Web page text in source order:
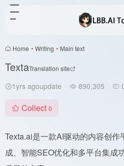
Home • Writing • Main text
TextaTranslation site
1yrs agoupdate 890,305
Collect 0
Texta.ai是一款AI驱动的内容创
成、智能SEO优化和多平台集成